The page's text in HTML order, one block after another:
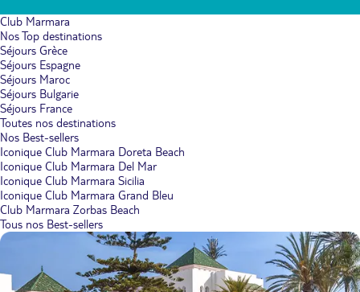
Club Marmara
Nos Top destinations
Séjours Grèce
Séjours Espagne
Séjours Maroc
Séjours Bulgarie
Séjours France
Toutes nos destinations
Nos Best-sellers
Iconique Club Marmara Doreta Beach
Iconique Club Marmara Del Mar
Iconique Club Marmara Sicilia
Iconique Club Marmara Grand Bleu
Club Marmara Zorbas Beach
Tous nos Best-sellers